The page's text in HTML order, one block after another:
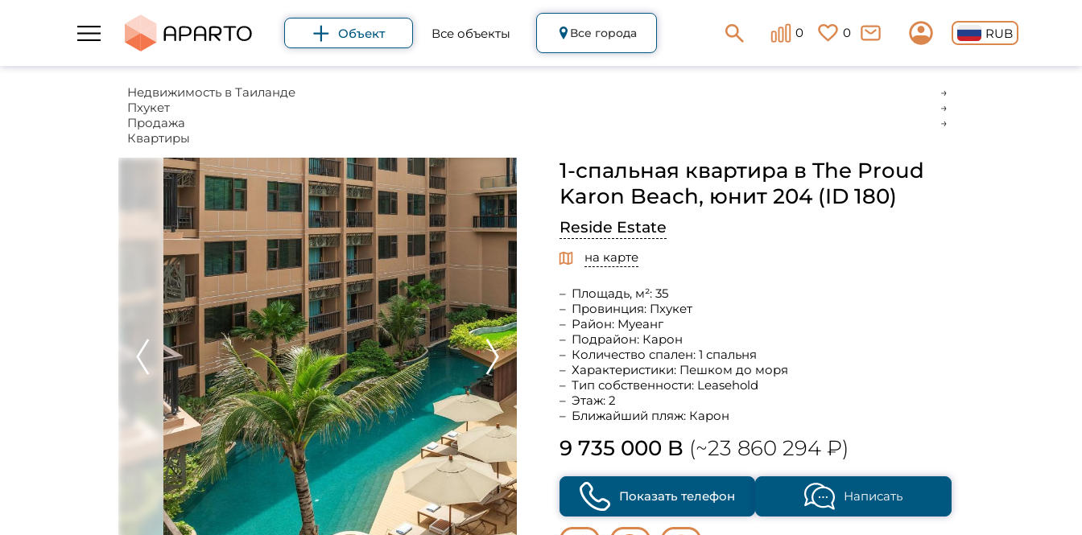
Объект Все объекты Все города 0 0 RUB
Недвижимость в Таиланде
Пхукет
Продажа
Квартиры
1-спальная квартира в The Proud
Karon Beach, юнит 204 (ID 180)
Reside Estate
на карте
Площадь, м²: 35
Провинция: Пхукет
Район: Муеанг
Подрайон: Карон
Количество спален: 1 спальня
Характеристики: Пешком до моря
Тип собственности: Leasehold
Этаж: 2
Ближайший пляж: Карон
9 735 000 B (~23 860 294 ₽)
Показать телефон Написать